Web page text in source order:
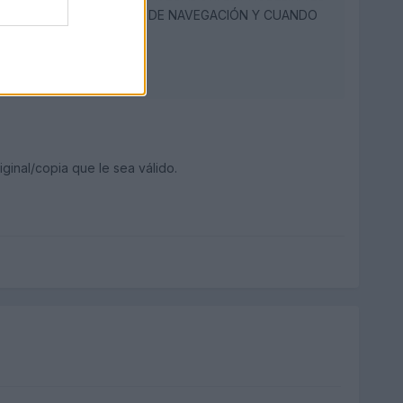
A EXTRAER EL DVD DE NAVEGACIÓN Y CUANDO
copia que le sea válido.